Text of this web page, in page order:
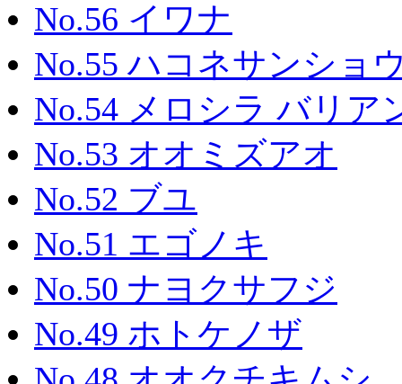
No.56 イワナ
No.55 ハコネサンショ
No.54 メロシラ バリア
No.53 オオミズアオ
No.52 ブユ
No.51 エゴノキ
No.50 ナヨクサフジ
No.49 ホトケノザ